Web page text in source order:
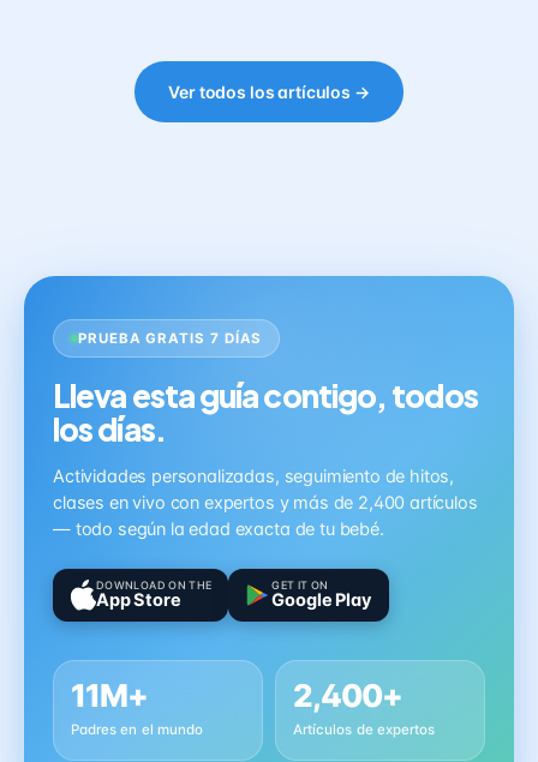
Ver todos los artículos →
PRUEBA GRATIS 7 DÍAS
Lleva esta guía contigo, todos
los días.
Actividades personalizadas, seguimiento de hitos,
clases en vivo con expertos y más de 2,400 artículos
— todo según la edad exacta de tu bebé.
DOWNLOAD ON THE
App Store
GET IT ON
Google Play
11M+
Padres en el mundo
2,400+
Artículos de expertos